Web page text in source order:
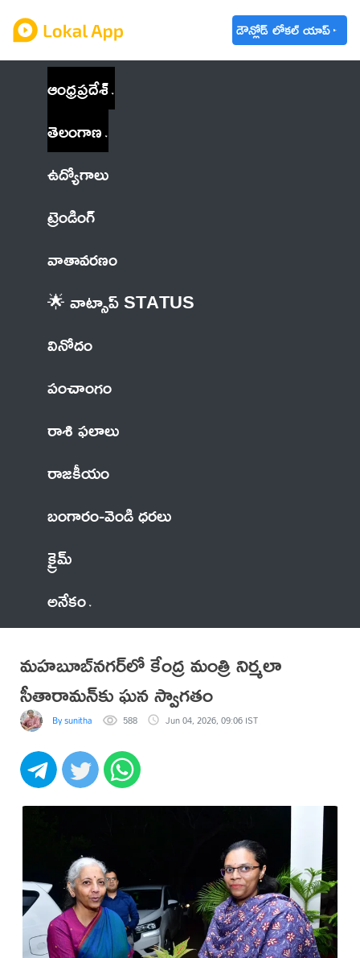
డౌన్లోడ్ లోకల్ యాప్
ఆంధ్రప్రదేశ్
తెలంగాణ
ఉద్యోగాలు
ట్రెండింగ్
వాతావరణం
🌟 వాట్సాప్ STATUS
వినోదం
పంచాంగం
రాశి ఫలాలు
రాజకీయం
బంగారం-వెండి ధరలు
క్రైమ్
అనేకం
మహబూబ్‌నగర్‌లో కేంద్ర మంత్రి నిర్మలా
సీతారామన్‌కు ఘన స్వాగతం
By sunitha 588 Jun 04, 2026, 09:06 IST